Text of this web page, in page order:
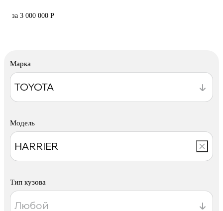
за 3 000 000 Р
Марка
Модель
Тип кузова